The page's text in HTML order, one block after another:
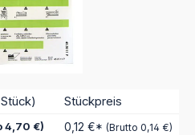
Stückpreis
4,70 €) 0,12 €* (Brutto 0,14 €)